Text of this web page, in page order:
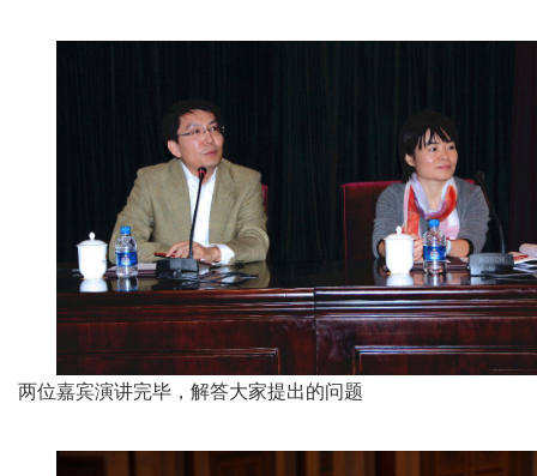
两位嘉宾演讲完毕，解答大家提出的问题